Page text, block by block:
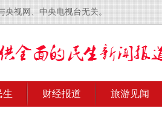
央视网、中央电视台无关。
生 财经报道 旅游见闻